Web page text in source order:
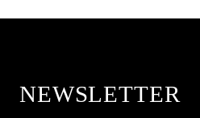
NEWSLETTER